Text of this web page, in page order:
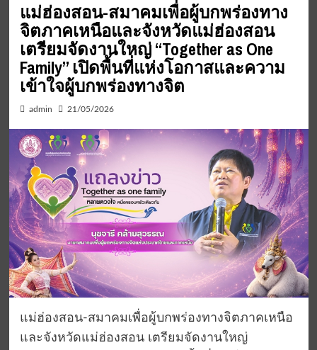
แม่ฮ่องสอน-สมาคมเพื่อผู้บกพร่องทาง
จิตภาคเหนือและจังหวัดแม่ฮ่องสอน
เตรียมจัดงานใหญ่ “Together as One
Family” เปิดพื้นที่แห่งโอกาสและความ
เข้าใจผู้บกพร่องทางจิต
admin 21/05/2026
แม่ฮ่องสอน-สมาคมเพื่อผู้บกพร่องทางจิตภาคเหนือ
และจังหวัดแม่ฮ่องสอน เตรียมจัดงานใหญ่